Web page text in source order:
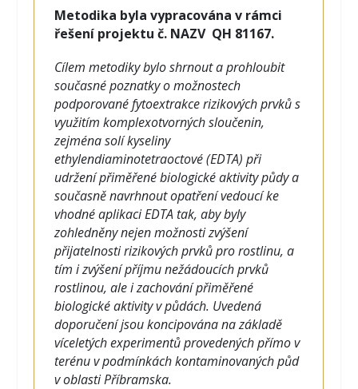
Metodika byla vypracována v rámci
řešení projektu č. NAZV QH 81167.
Cílem metodiky bylo shrnout a prohloubit
současné poznatky o možnostech
podporované fytoextrakce rizikových prvků s
využitím komplexotvorných sloučenin,
zejména solí kyseliny
ethylendiaminotetraoctové (EDTA) při
udržení přiměřené biologické aktivity půdy a
současně navrhnout opatření vedoucí ke
vhodné aplikaci EDTA tak, aby byly
zohledněny nejen možnosti zvýšení
přijatelnosti rizikových prvků pro rostlinu, a
tím i zvýšení příjmu nežádoucích prvků
rostlinou, ale i zachování přiměřené
biologické aktivity v půdách. Uvedená
doporučení jsou koncipována na základě
víceletých experimentů provedených přímo v
terénu v podmínkách kontaminovaných půd
v oblasti Příbramska.